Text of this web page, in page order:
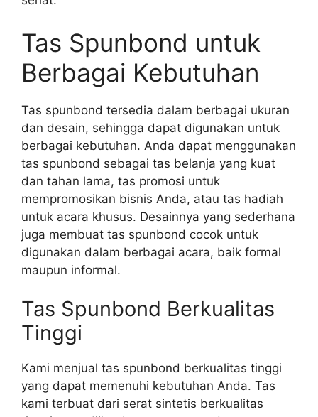
Tas Spunbond untuk
Berbagai Kebutuhan
Tas spunbond tersedia dalam berbagai ukuran
dan desain, sehingga dapat digunakan untuk
berbagai kebutuhan. Anda dapat menggunakan
tas spunbond sebagai tas belanja yang kuat
dan tahan lama, tas promosi untuk
mempromosikan bisnis Anda, atau tas hadiah
untuk acara khusus. Desainnya yang sederhana
juga membuat tas spunbond cocok untuk
digunakan dalam berbagai acara, baik formal
maupun informal.
Tas Spunbond Berkualitas
Tinggi
Kami menjual tas spunbond berkualitas tinggi
yang dapat memenuhi kebutuhan Anda. Tas
kami terbuat dari serat sintetis berkualitas